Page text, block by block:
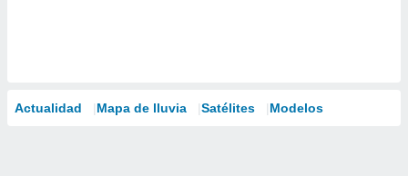
Actualidad Mapa de lluvia Satélites Modelos